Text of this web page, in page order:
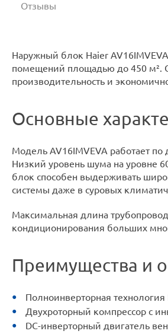
Отзывы
Наружный блок Haier
помещений площадью до 450 м².
производительность и
Основные
Модель AV16IMVEVA работает
Низкий уровень шума на уровне
блок способен выдерживать
системы даже в суровых
Максимальная длина
кондиционирования больших
Преимущества и
Полноинверторная
Двухроторный компрессор с
DC-инверторный двигатель